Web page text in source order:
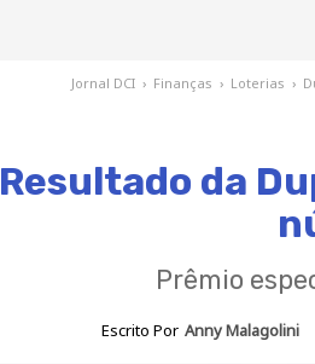
Jornal DCI › Finanças › Loterias ›
Resultado da
Prêmio
Escrito Por Anny Malagolini